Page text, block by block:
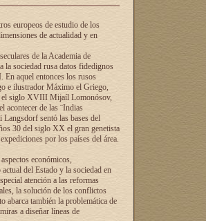
europeos de estudio de los
de actualidad y en
de la Academia de
la sociedad rusa datos fidedignos
En aquel entonces los rusos
e ilustrador Máximo el Griego,
el siglo XVIII Mijaíl Lomonósov,
acontecer de las ¨Indias
sentó las bases del
30 del siglo XX el gran genetista
por los países del área.
económicos,
del Estado y la sociedad en
atención a las reformas
la solución de los conflictos
abarca también la problemática de
a diseñar líneas de